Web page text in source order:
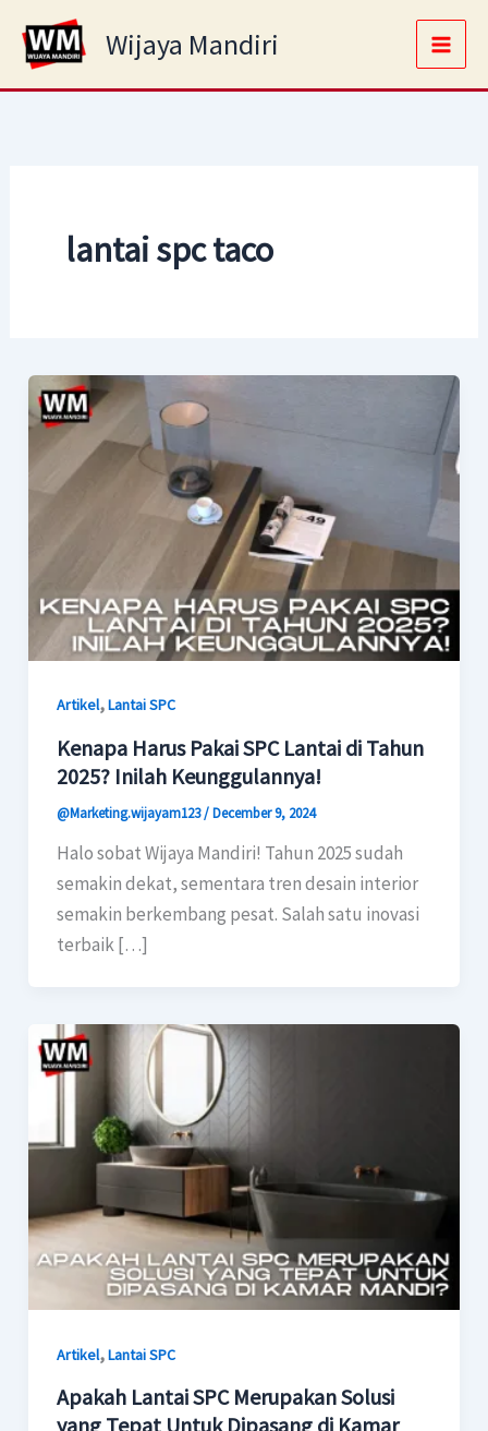
content
Wijaya Mandiri
Main
lantai spc taco
Artikel,Lantai SPC
Kenapa Harus Pakai SPC Lantai di Tahun
2025? Inilah Keunggulannya!
@Marketing.wijayam123/December 9, 2024
Halo sobat Wijaya Mandiri! Tahun 2025 sudah
semakin dekat, sementara tren desain interior
semakin berkembang pesat. Salah satu inovasi
terbaik […]
Artikel,Lantai SPC
Apakah Lantai SPC Merupakan Solusi
yang Tepat Untuk Dipasang di Kamar